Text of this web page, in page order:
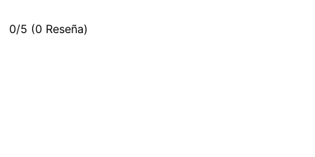
0/5 (0 Reseña)